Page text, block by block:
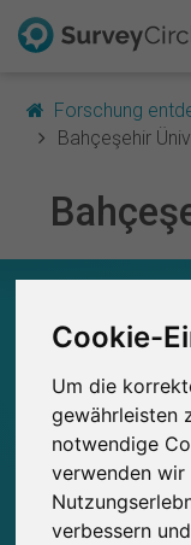
Cookie-
Um die
gewährleisten
notwendige
verwenden
verbessern
Forschung
Bahçeşehir
BLICK
Bisher
Aktuell